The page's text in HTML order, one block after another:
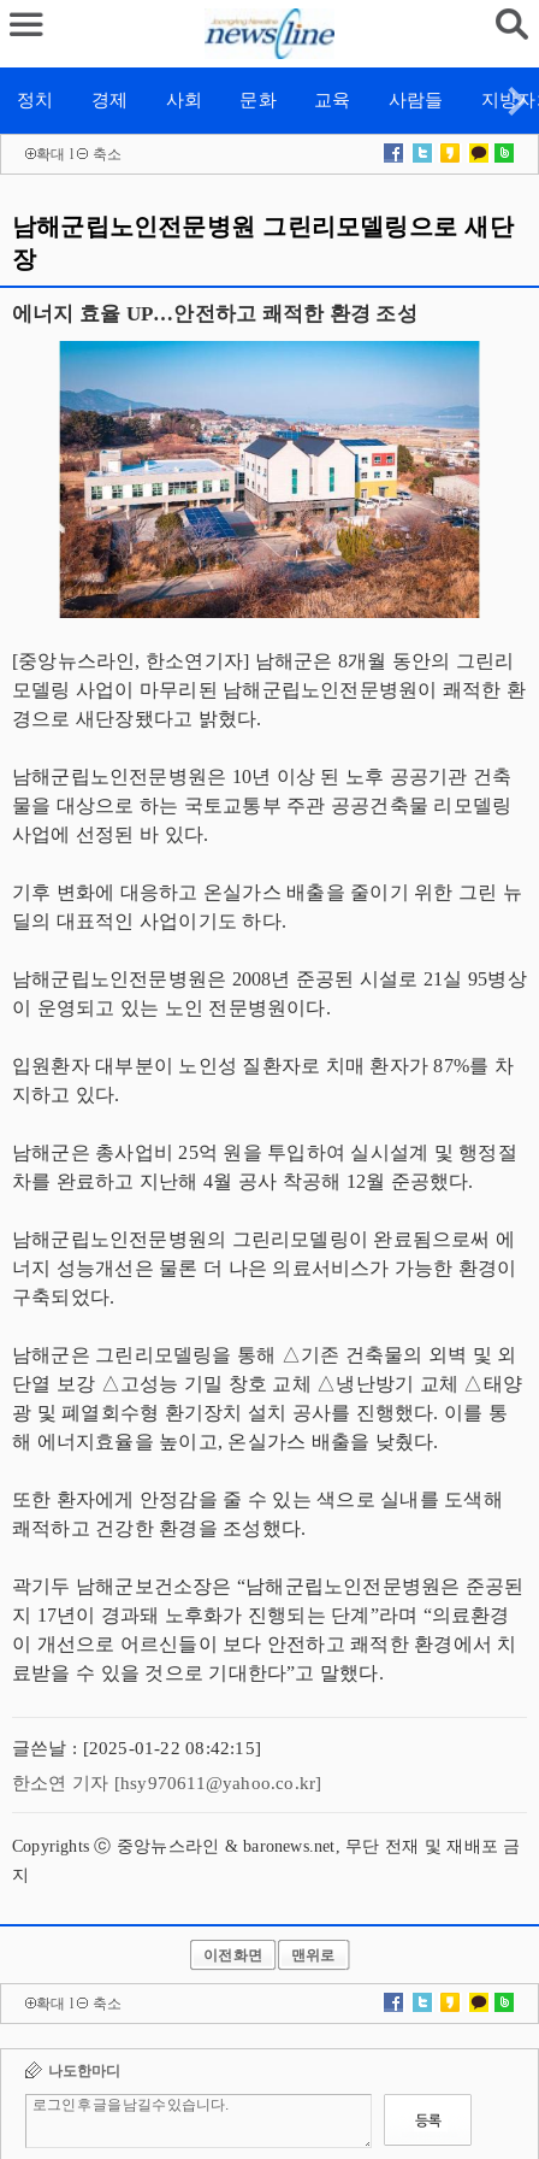
정치 경제 사회 문화 교육 사람들 지방
확대 l 축소
남해군립노인전문병원 그린리모델링으로 새단
장
에너지 효율 UP…안전하고 쾌적한 환경 조성
[중앙뉴스라인, 한소연기자] 남해군은 8개월 동안의 그린리
모델링 사업이 마무리된 남해군립노인전문병원이 쾌적한 환
경으로 새단장됐다고 밝혔다.
남해군립노인전문병원은 10년 이상 된 노후 공공기관 건축
물을 대상으로 하는 국토교통부 주관 공공건축물 리모델링
사업에 선정된 바 있다.
기후 변화에 대응하고 온실가스 배출을 줄이기 위한 그린 뉴
딜의 대표적인 사업이기도 하다.
남해군립노인전문병원은 2008년 준공된 시설로 21실 95병상
이 운영되고 있는 노인 전문병원이다.
입원환자 대부분이 노인성 질환자로 치매 환자가 87%를 차
지하고 있다.
남해군은 총사업비 25억 원을 투입하여 실시설계 및 행정절
차를 완료하고 지난해 4월 공사 착공해 12월 준공했다.
남해군립노인전문병원의 그린리모델링이 완료됨으로써 에
너지 성능개선은 물론 더 나은 의료서비스가 가능한 환경이
구축되었다.
남해군은 그린리모델링을 통해 △기존 건축물의 외벽 및 외
단열 보강 △고성능 기밀 창호 교체 △냉난방기 교체 △태양
광 및 폐열회수형 환기장치 설치 공사를 진행했다. 이를 통
해 에너지효율을 높이고, 온실가스 배출을 낮췄다.
또한 환자에게 안정감을 줄 수 있는 색으로 실내를 도색해
쾌적하고 건강한 환경을 조성했다.
곽기두 남해군보건소장은 “남해군립노인전문병원은 준공된
지 17년이 경과돼 노후화가 진행되는 단계”라며 “의료환경
이 개선으로 어르신들이 보다 안전하고 쾌적한 환경에서 치
료받을 수 있을 것으로 기대한다”고 말했다.
글쓴날 : [2025-01-22 08:42:15]
한소연 기자 [hsy970611@yahoo.co.kr]
Copyrights ⓒ 중앙뉴스라인 & baronews.net, 무단 전재 및 재배포 금
지
이전화면 맨위로
확대 l 축소